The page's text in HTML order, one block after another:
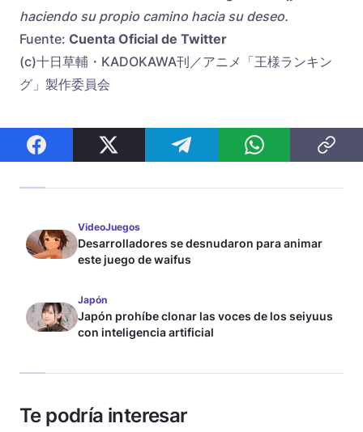
haciendo su propio camino hacia su deseo.
Fuente: Cuenta Oficial de Twitter
(c)十日草輔・KADOKAWA刊／アニメ「王様ランキン
グ」製作委員会
VideoJuegos
Desarrolladores se desnudaron para animar
este juego de waifus
Japón
Japón prohíbe clonar las voces de los seiyuus
con inteligencia artificial
Te podría interesar